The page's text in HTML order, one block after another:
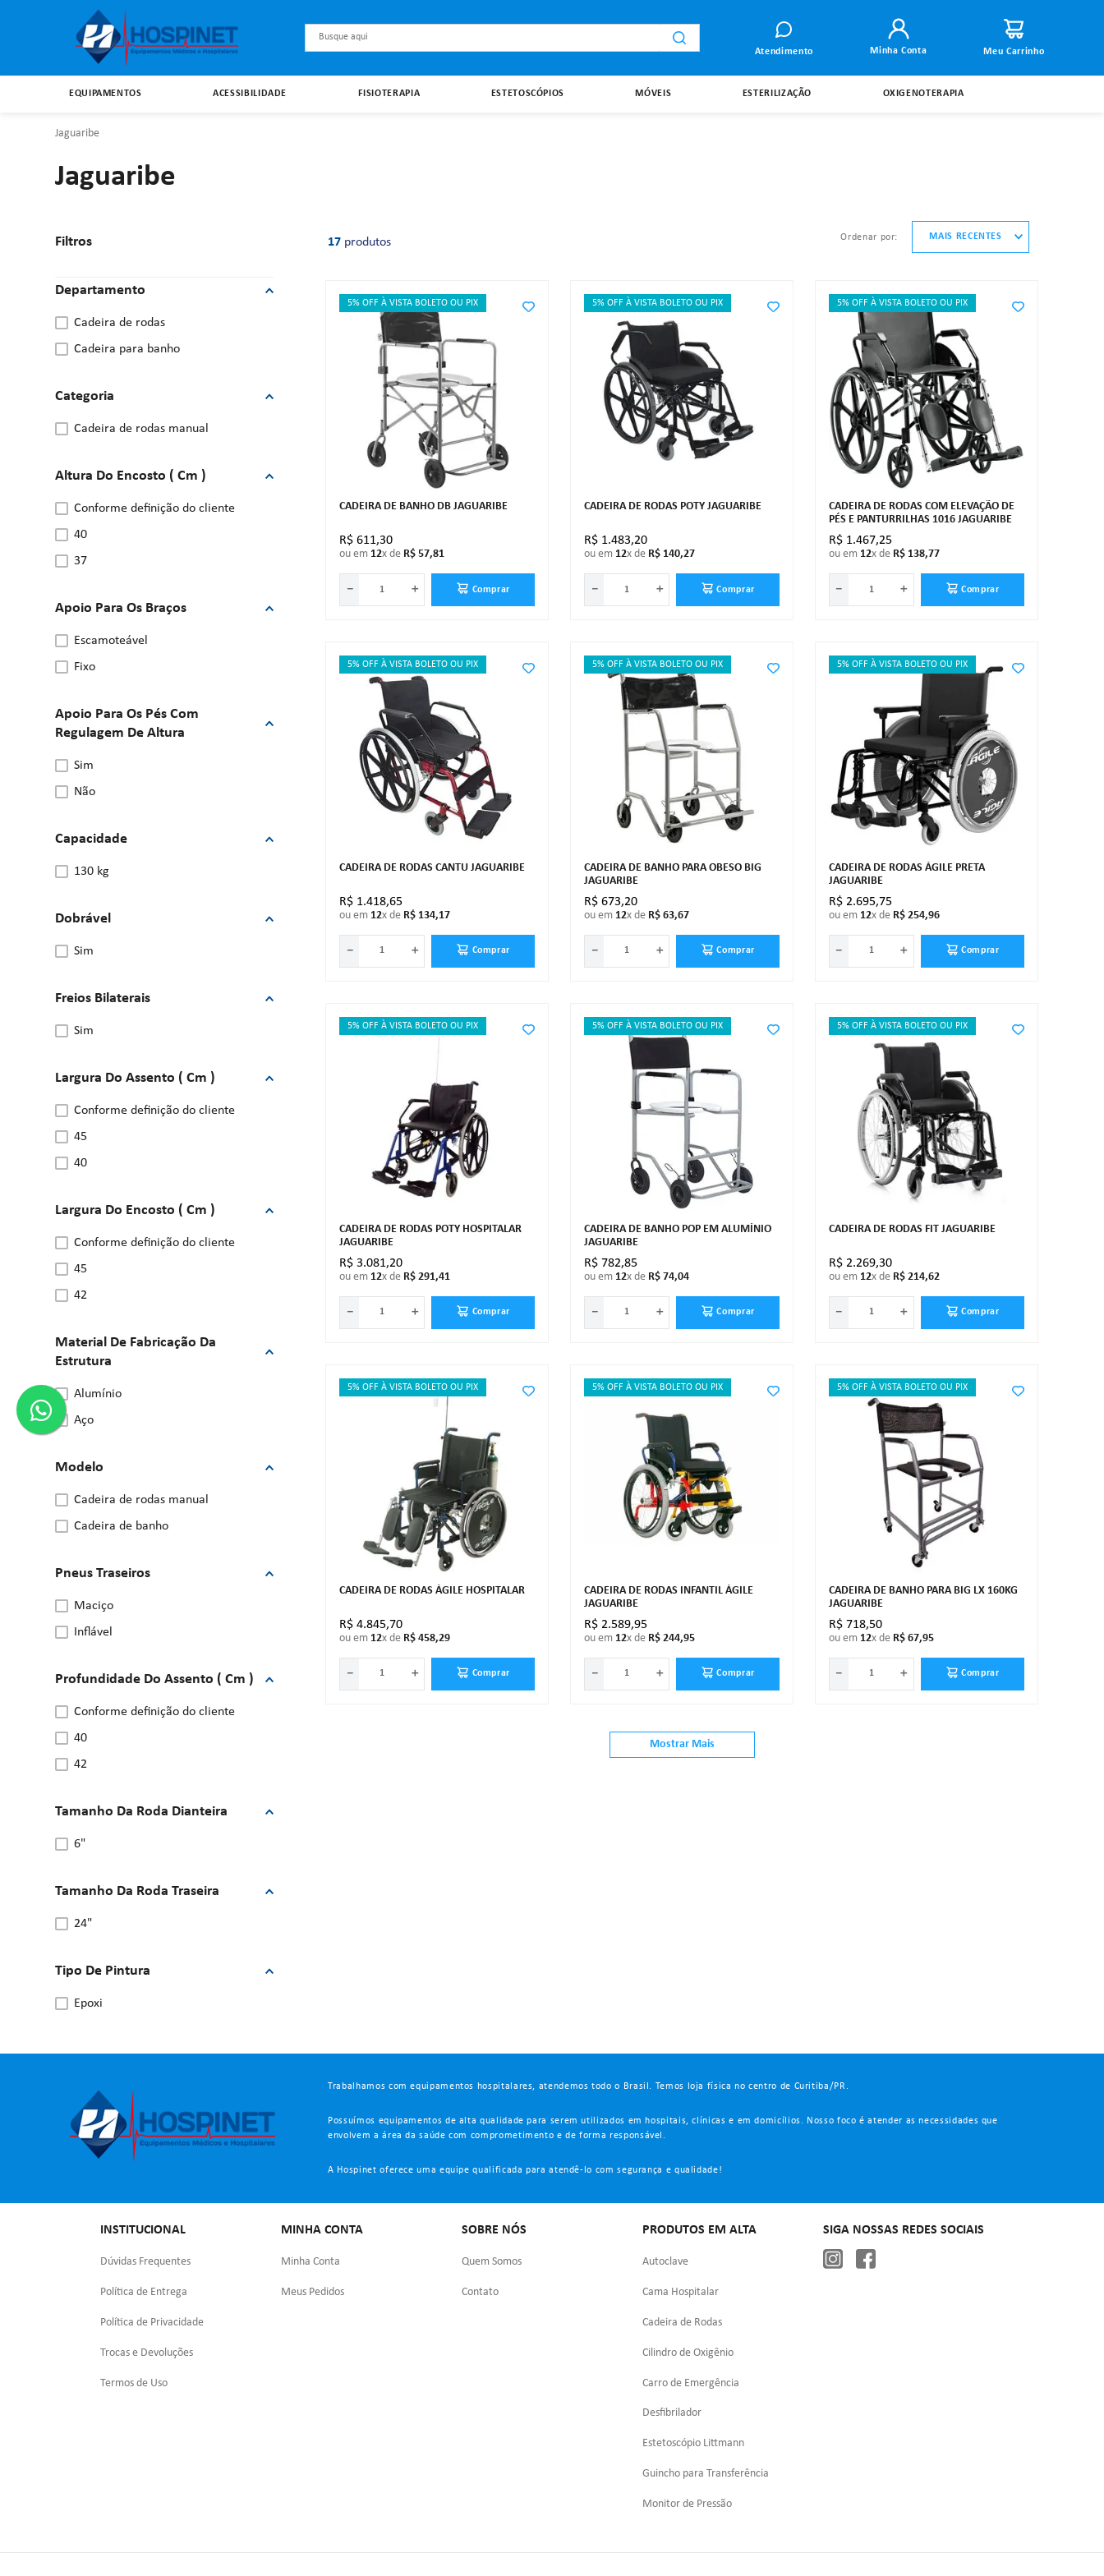
Busque aqui
Atendimento Minha Conta
EQUIPAMENTOS ACESSIBILIDADE FISIOTERAPIA ESTETOSCÓPIOS MÓVEIS ESTERILIZAÇÃO OXIGENOTERAPIA
Jaguaribe
Jaguaribe
Filtros
Departamento
cadeira de rodas
cadeira para banho
Categoria
cadeira de rodas manual
Altura Do Encosto ( Cm )
conforme definição do cliente
40
37
Apoio Para Os Braços
escamoteável
fixo
Apoio Para Os Pés Com
Regulagem De Altura
sim
não
Capacidade
130 kg
Dobrável
sim
Freios Bilaterais
sim
Largura Do Assento ( Cm )
conforme definição do cliente
45
40
Largura Do Encosto ( Cm )
conforme definição do cliente
45
42
Material De Fabricação Da
Estrutura
alumínio
aço
Modelo
cadeira de rodas manual
cadeira de banho
Pneus Traseiros
maciço
inflável
Profundidade Do Assento ( Cm )
conforme definição do cliente
40
42
Tamanho Da Roda Dianteira
6"
Tamanho Da Roda Traseira
24"
Tipo De Pintura
epoxi
17 produtos ordenar por MAIS RECENTES
5% OFF À VISTA BOLETO OU PIX
CADEIRA DE BANHO DB JAGUARIBE
R$ 611,30
ou em 12x de R$ 57,81
＋
－ Comprar
5% OFF À VISTA BOLETO OU PIX
CADEIRA DE RODAS POTY JAGUARIBE
R$ 1.483,20
ou em 12x de R$ 140,27
＋
－ Comprar
5% OFF À VISTA BOLETO OU PIX
CADEIRA DE RODAS COM ELEVAÇÃO DE
PÉS E PANTURRILHAS 1016 JAGUARIBE
R$ 1.467,25
ou em 12x de R$ 138,77
＋
－ Comprar
5% OFF À VISTA BOLETO OU PIX
CADEIRA DE RODAS CANTU JAGUARIBE
R$ 1.418,65
ou em 12x de R$ 134,17
＋
－ Comprar
5% OFF À VISTA BOLETO OU PIX
CADEIRA DE BANHO PARA OBESO BIG
JAGUARIBE
R$ 673,20
ou em 12x de R$ 63,67
＋
－ Comprar
5% OFF À VISTA BOLETO OU PIX
CADEIRA DE RODAS ÁGILE PRETA
JAGUARIBE
R$ 2.695,75
ou em 12x de R$ 254,96
＋
－ Comprar
5% OFF À VISTA BOLETO OU PIX
CADEIRA DE RODAS POTY HOSPITALAR
JAGUARIBE
R$ 3.081,20
ou em 12x de R$ 291,41
＋
－ Comprar
5% OFF À VISTA BOLETO OU PIX
CADEIRA DE BANHO POP EM ALUMÍNIO
JAGUARIBE
R$ 782,85
ou em 12x de R$ 74,04
＋
－ Comprar
5% OFF À VISTA BOLETO OU PIX
CADEIRA DE RODAS FIT JAGUARIBE
R$ 2.269,30
ou em 12x de R$ 214,62
＋
－ Comprar
5% OFF À VISTA BOLETO OU PIX
CADEIRA DE RODAS ÁGILE HOSPITALAR
R$ 4.845,70
ou em 12x de R$ 458,29
＋
－ Comprar
5% OFF À VISTA BOLETO OU PIX
CADEIRA DE RODAS INFANTIL ÁGILE
JAGUARIBE
R$ 2.589,95
ou em 12x de R$ 244,95
＋
－ Comprar
5% OFF À VISTA BOLETO OU PIX
CADEIRA DE BANHO PARA BIG LX 160KG
JAGUARIBE
R$ 718,50
ou em 12x de R$ 67,95
＋
－ Comprar
Mostrar Mais
Trabalhamos com equipamentos hospitalares, atendemos todo o Brasil. Temos loja física no centro de Curitiba/PR.
Possuímos equipamentos de alta qualidade para serem utilizados em hospitais, clínicas e em domicílios. Nosso foco é atender as necessidades que
envolvem a área da saúde com comprometimento e de forma responsável.
A Hospinet oferece uma equipe qualificada para atendê-lo com segurança e qualidade!
INSTITUCIONAL
Dúvidas Frequentes
Política de Entrega
Política de Privacidade
Trocas e Devoluções
Termos de Uso
MINHA CONTA
Minha Conta
Meus Pedidos
SOBRE NÓS
Quem Somos
Contato
PRODUTOS EM ALTA
Autoclave
Cama Hospitalar
Cadeira de Rodas
Cilindro de Oxigênio
Carro de Emergência
Desfibrilador
Estetoscópio Littmann
Guincho para Transferência
Monitor de Pressão
SIGA NOSSAS REDES SOCIAIS